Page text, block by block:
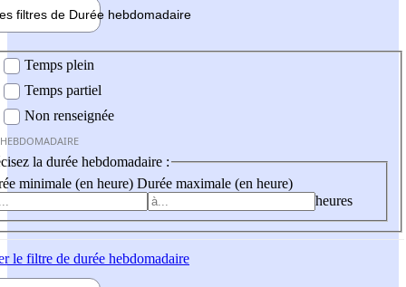
filtres de Durée hebdomadaire
Temps plein
Temps partiel
Non renseignée
la durée hebdomadaire :
minimale (en heure) Durée maximale (en heure)
heures
le filtre de durée hebdomadaire